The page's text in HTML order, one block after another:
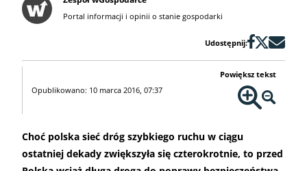
Portal informacji i opinii o stanie gospodarki
Udostępnij:
Opublikowano: 10 marca 2016, 07:37
Powiększ tekst
Choć polska sieć dróg szybkiego ruchu w ciągu
ostatniej dekady zwiększyła się czterokrotnie, to przed